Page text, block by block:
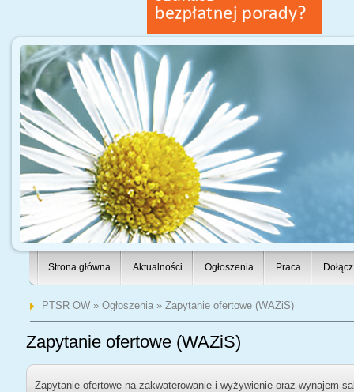
Strona główna Aktualności Ogłoszenia Praca
PTSR OW» Ogłoszenia» Zapytanie ofertowe (WAZiS)
Zapytanie ofertowe (WAZiS)
Zapytanie ofertowe na zakwaterowanie i wyżywienie oraz wynajem